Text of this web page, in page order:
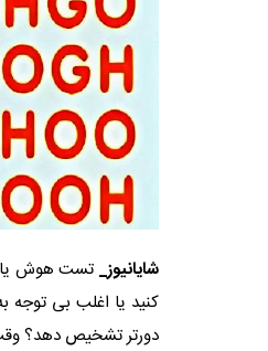
شایانیوز_
کنید یا اغلب بی توجه